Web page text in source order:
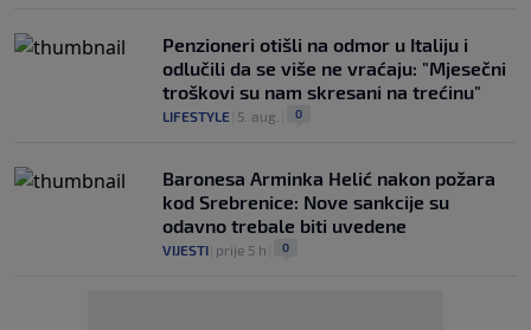
Penzioneri otišli na odmor u Italiju i
odlučili da se više ne vraćaju: "Mjesečni
troškovi su nam skresani na trećinu"
LIFESTYLE 5. aug. 0
Baronesa Arminka Helić nakon požara
kod Srebrenice: Nove sankcije su
odavno trebale biti uvedene
VIJESTI prije 5 h 0